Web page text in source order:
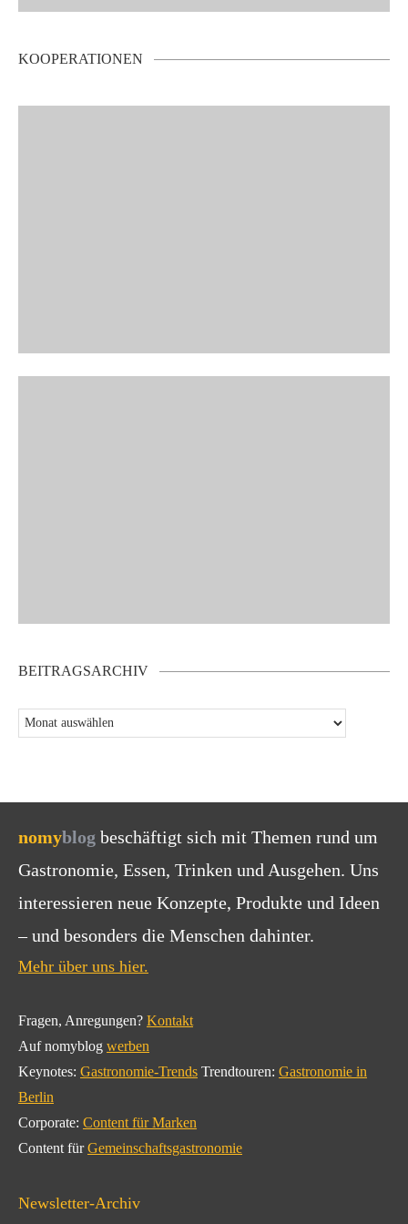
KOOPERATIONEN
BEITRAGSARCHIV
nomyblog beschäftigt sich mit Themen rund um
Gastronomie, Essen, Trinken und Ausgehen. Uns
interessieren neue Konzepte, Produkte und Ideen
– und besonders die Menschen dahinter.
Mehr über uns hier.
Fragen, Anregungen? Kontakt
Auf nomyblog werben
Keynotes: Gastronomie-Trends Trendtouren: Gastronomie in
Berlin
Corporate: Content für Marken
Content fürGemeinschaftsgastronomie
Newsletter-Archiv